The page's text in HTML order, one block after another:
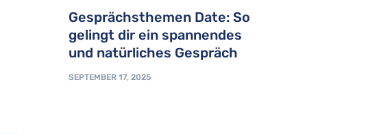
Gesprächsthemen Date: So
gelingt dir ein spannendes
und natürliches Gespräch
SEPTEMBER 17, 2025